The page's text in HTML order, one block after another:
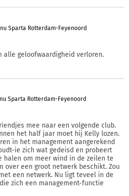
Sparta Rotterdam-Feyenoord
alle geloofwaardigheid verloren.
Sparta Rotterdam-Feyenoord
mee naar een volgende club.
het half jaar moet hij Kelly lozen.
in het management aangerekend
ie zich wat gedeisd en probeert
halen om meer wind in de zeilen te
over een groot netwerk beschikt. Zou
een netwerk. Nu ligt teveel in de
zich een management-functie